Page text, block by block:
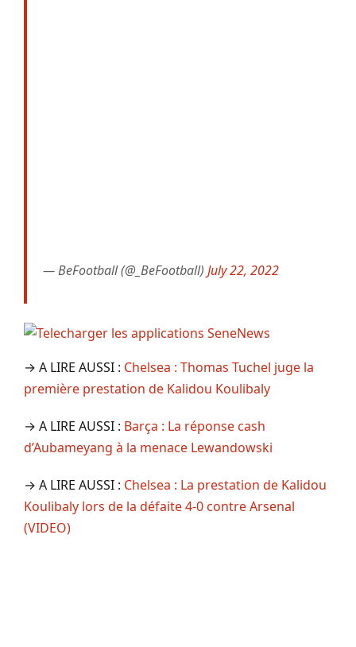
— BeFootball (@_BeFootball) July 22, 2022
→ A LIRE AUSSI : Chelsea : Thomas Tuchel juge la
première prestation de Kalidou Koulibaly
→ A LIRE AUSSI : Barça : La réponse cash
d’Aubameyang à la menace Lewandowski
→ A LIRE AUSSI : Chelsea : La prestation de Kalidou
Koulibaly lors de la défaite 4-0 contre Arsenal
(VIDEO)